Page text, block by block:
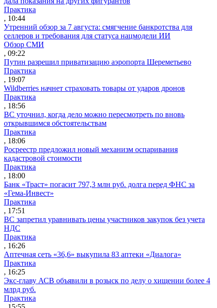
Практика
, 10:44
Утренний обзор за 7 августа: смягчение банкротства для
селлеров и требования для статуса нацмодели ИИ
Обзор СМИ
, 09:22
Путин разрешил приватизацию аэропорта Шереметьево
Практика
, 19:07
Wildberries начнет страховать товары от ударов дронов
Практика
, 18:56
ВС уточнил, когда дело можно пересмотреть по вновь
открывшимся обстоятельствам
Практика
, 18:06
Росреестр предложил новый механизм оспаривания
кадастровой стоимости
Практика
, 18:00
Банк «Траст» погасит 797,3 млн руб. долга перед ФНС за
«Гема-Инвест»
Практика
, 17:51
ВС запретил уравнивать цены участников закупок без учета
НДС
Практика
, 16:26
Аптечная сеть «36,6» выкупила 83 аптеки «Диалога»
Практика
, 16:25
Экс-главу АСВ объявили в розыск по делу о хищении более 4
млрд руб.
Практика